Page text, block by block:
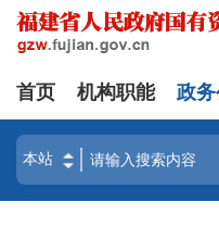
首页 机构职能 政